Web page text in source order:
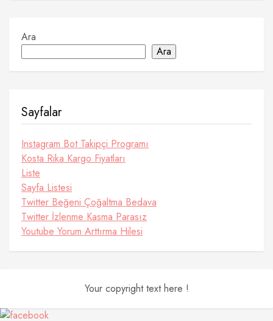
Ara
Ara
Sayfalar
Instagram Bot Takipçi Programı
Kosta Rika Kargo Fiyatları
Liste
Sayfa Listesi
Twitter Beğeni Çoğaltma Bedava
Twitter İzlenme Kasma Parasız
Youtube Yorum Arttırma Hilesi
Your copyright text here !